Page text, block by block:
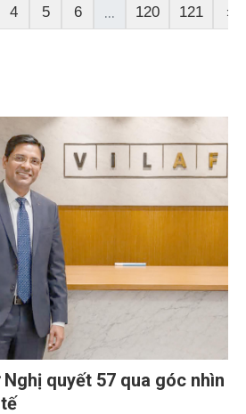
số hóa dữ liệu mộ liệt sĩ.
pháp đang từng bước nâng
nhân và thể hiện đạo lý
của dân tộc.
4 5 6 ... 120 121 ›
quyết 57 qua góc nhìn